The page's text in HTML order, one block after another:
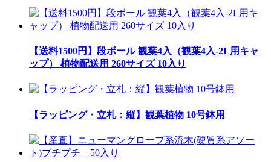
【送料1500円】段ボール 観葉4入（観葉4入-2L用キャ
ップ） 植物配送用 260サイズ 10入り
【ラッピング・立札：縦】観葉植物 10号鉢用